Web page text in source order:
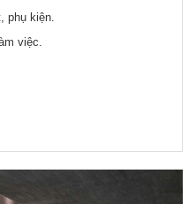
phụ kiện.
việc.